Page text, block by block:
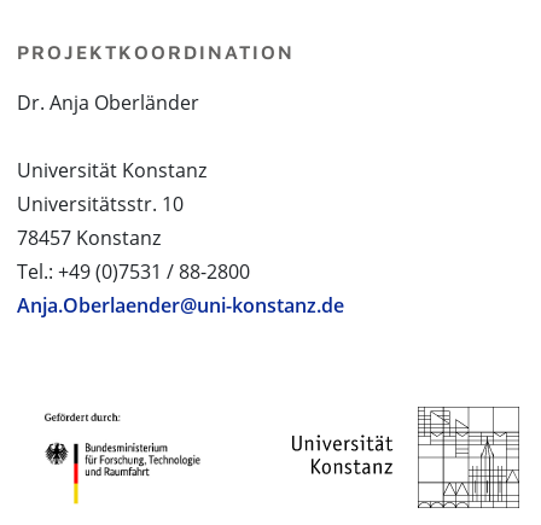
PROJEKTKOORDINATION
Dr. Anja Oberländer
Universität Konstanz
Universitätsstr. 10
78457 Konstanz
Tel.: +49 (0)7531 / 88-2800
Anja.Oberlaender@uni-konstanz.de